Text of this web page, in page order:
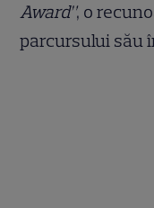
Award”, o
parcursului său